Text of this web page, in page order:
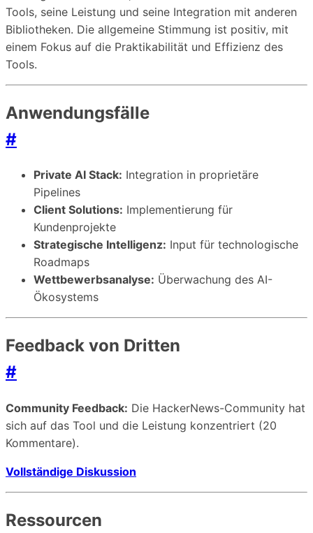
Tools, seine Leistung und seine Integration mit anderen
Bibliotheken. Die allgemeine Stimmung ist positiv, mit
einem Fokus auf die Praktikabilität und Effizienz des
Tools.
Anwendungsfälle
#
Private AI Stack: Integration in proprietäre
Pipelines
Client Solutions: Implementierung für
Kundenprojekte
Strategische Intelligenz: Input für technologische
Roadmaps
Wettbewerbsanalyse: Überwachung des AI-
Ökosystems
Feedback von Dritten
#
Community Feedback: Die HackerNews-Community hat
sich auf das Tool und die Leistung konzentriert (20
Kommentare).
Vollständige Diskussion
Ressourcen